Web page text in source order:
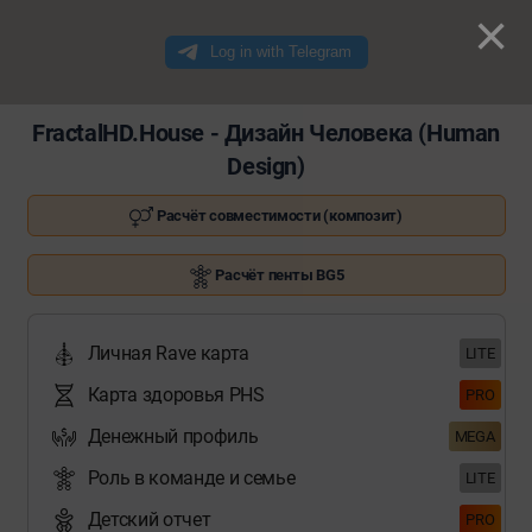
FractalHD.House - Дизайн Человека (Human
Design)
Расчёт совместимости (композит)
Расчёт пенты BG5
Личная Rave карта LITE
Карта здоровья PHS PRO
Денежный профиль MEGA
Роль в команде и семье LITE
Детский отчет PRO
×